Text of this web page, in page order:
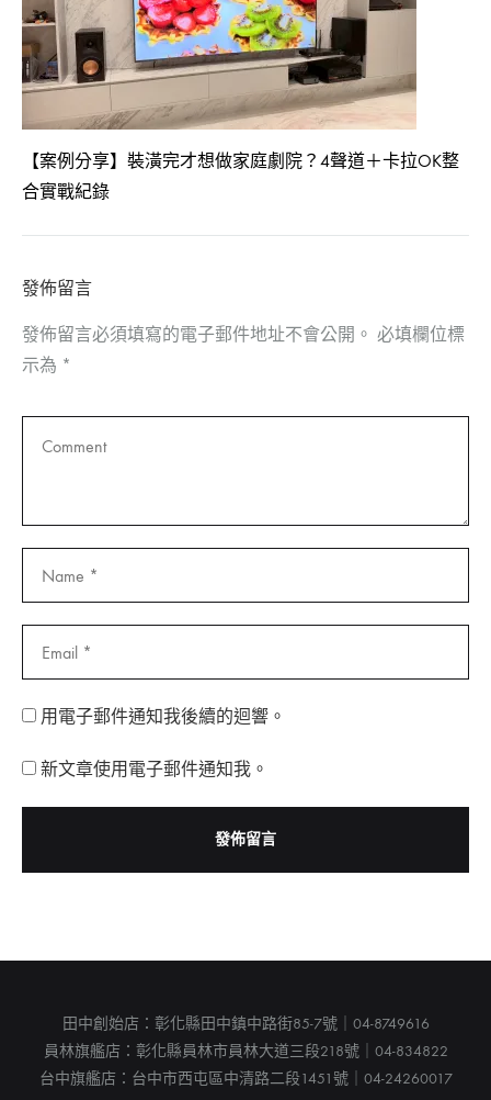
【案例分享】裝潢完才想做家庭劇院？4聲道＋卡拉OK整
合實戰紀錄
發佈留言
發佈留言必須填寫的電子郵件地址不會公開。 必填欄位標
示為 *
用電子郵件通知我後續的迴響。
新文章使用電子郵件通知我。
田中創始店：彰化縣田中鎮中路街85-7號｜04-8749616
員林旗艦店：彰化縣員林市員林大道三段218號｜04-834822
台中旗艦店：台中市西屯區中清路二段1451號｜04-24260017